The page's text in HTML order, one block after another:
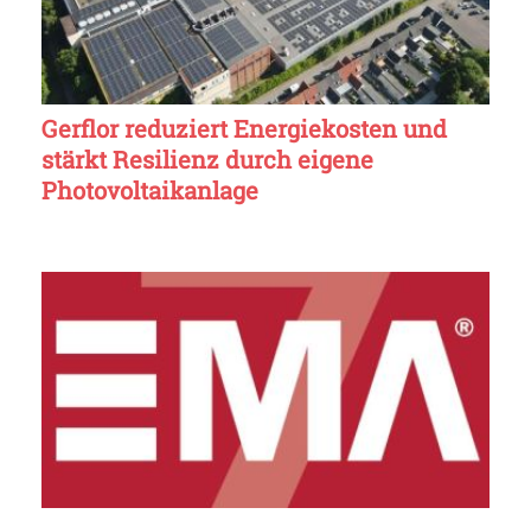
Gerflor reduziert Energiekosten und
stärkt Resilienz durch eigene
Photovoltaikanlage